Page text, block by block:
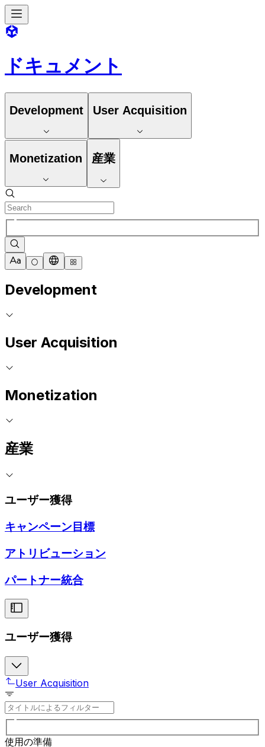
ドキュメント
Development User Acquisition
Monetization 産業
Development
User Acquisition
Monetization
産業
ユーザー獲得
キャンペーン目標
アトリビューション
パートナー統合
ユーザー獲得
User Acquisition
使用の準備